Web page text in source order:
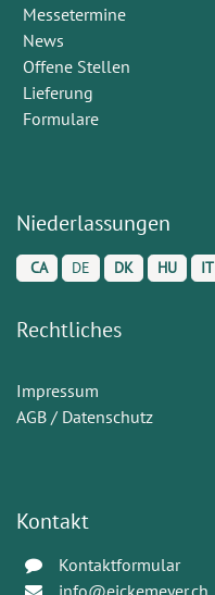
Messetermine
News
Offene Stellen
Lieferung
Formulare
Niederlassungen
CA DE DK HU IT
Rechtliches
Impressum
AGB / Datenschutz
Kontakt
Kontaktformular
info@eickemeyer.ch